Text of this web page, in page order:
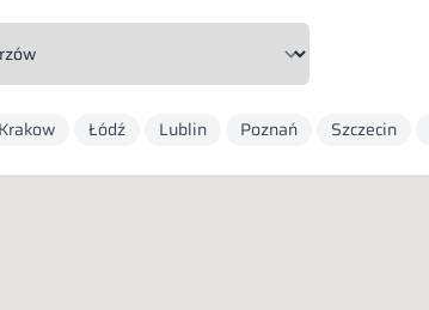
Krakow Łódź Lublin Poznań Szczecin